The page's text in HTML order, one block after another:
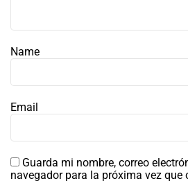
Name
Email
Guarda mi nombre, correo
navegador para la próxima vez que